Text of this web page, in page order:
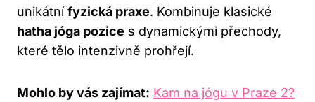
unikátnífyzická praxe. Kombinuje klasické
hatha jóga pozice s dynamickými přechody,
které tělo intenzivně prohřejí.
Mohlo by vás zajímat: Kam na jógu v Praze 2?